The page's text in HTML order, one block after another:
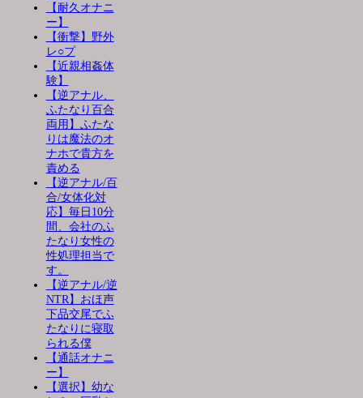
【耐久オナニ
ー】
【衝撃】野外
レ○プ
【近親相姦体
験】
【逆アナル、
ふたなり百合
両用】ふたな
りは魔法のオ
ナホで貴方を
責める
【逆アナル/百
合/女体化対
応】毎日10分
間、会社のふ
たなり女性の
性処理担当で
す。
【逆アナル/逆
NTR】おほ声
下品交尾でふ
たなりに寝取
られる僕
【通話オナニ
ー】
【選択】幼な